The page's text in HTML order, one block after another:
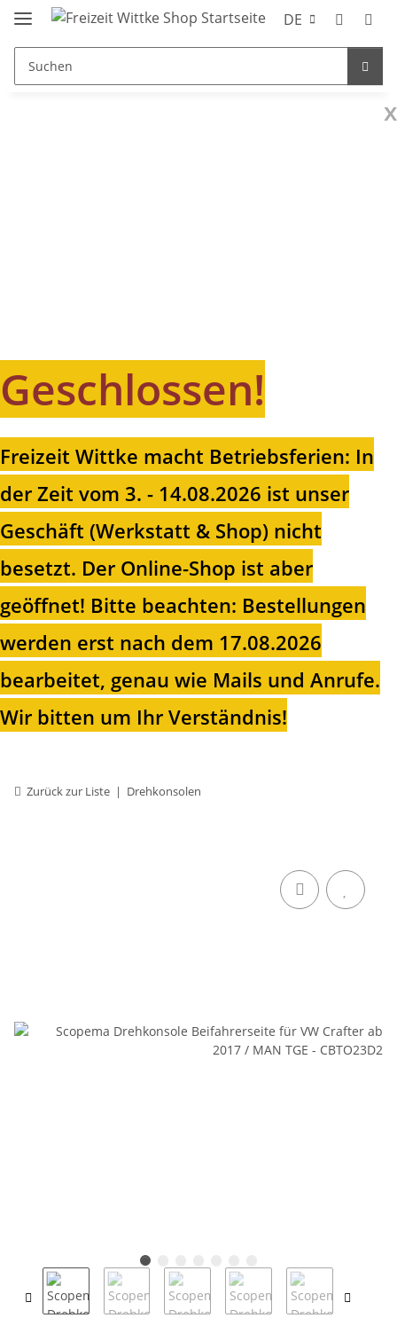
DE
x
Geschlossen!
Freizeit Wittke macht Betriebsferien: In
der Zeit vom 3. - 14.08.2026 ist unser
Geschäft (Werkstatt & Shop) nicht
besetzt. Der Online-Shop ist aber
geöffnet! Bitte beachten: Bestellungen
werden erst nach dem 17.08.2026
bearbeitet, genau wie Mails und Anrufe.
Wir bitten um Ihr Verständnis!
Zurück zur Liste Drehkonsolen